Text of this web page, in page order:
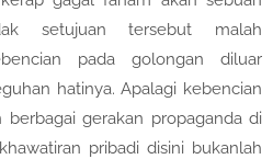
setujuan tersebut malah
pada golongan diluar
hatinya. Apalagi kebencian
gerakan propaganda di
pribadi disini bukanlah